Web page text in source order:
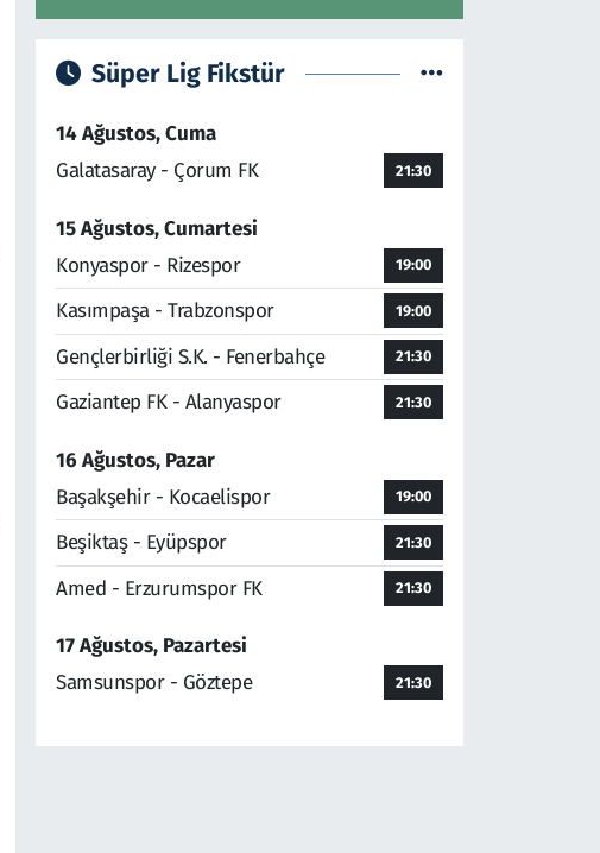
Süper Lig Fikstür
14 Ağustos, Cuma
Galatasaray - Çorum FK
21:30
15 Ağustos, Cumartesi
Konyaspor - Rizespor
19:00
Kasımpaşa - Trabzonspor 19:00
Gençlerbirliği S.K. - Fenerbahçe 21:30
Gaziantep FK - Alanyaspor 21:30
16 Ağustos, Pazar
Başakşehir - Kocaelispor
19:00
Beşiktaş - Eyüpspor 21:30
Amed - Erzurumspor FK 21:30
17 Ağustos, Pazartesi
Samsunspor - Göztepe
21:30